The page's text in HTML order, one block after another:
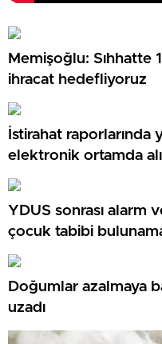
Memişoğlu: Sıhhatte
ihracat hedefliyoruz
İstirahat raporlarında
elektronik ortamda
YDUS sonrası alarm
çocuk tabibi
Doğumlar azalmaya
uzadı